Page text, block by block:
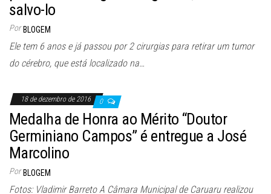
salvo-lo
Por BLOGEM
Ele tem 6 anos e já passou por 2 cirurgias para retirar um tumor
do cérebro, que está localizado na…
18 de dezembro de 2016 0
Medalha de Honra ao Mérito “Doutor
Germiniano Campos” é entregue a José
Marcolino
Por BLOGEM
Fotos: Vladimir Barreto A Câmara Municipal de Caruaru realizou